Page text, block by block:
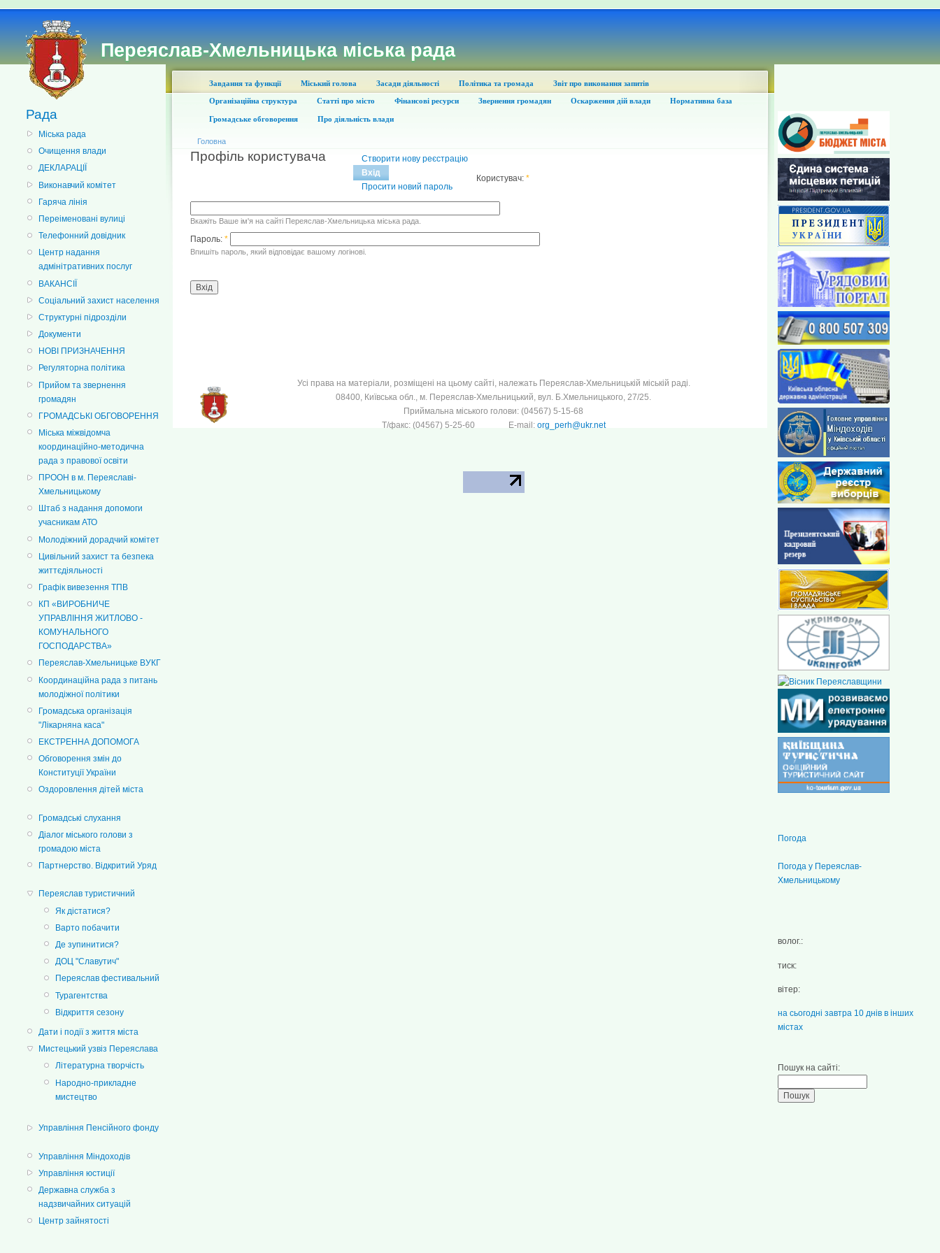
Переяслав-Хмельницька міська рада
Рада
Міська рада
Очищення влади
ДЕКЛАРАЦІЇ
Виконавчий комітет
Гаряча лінія
Переіменовані вулиці
Телефонний довідник
Центр надання
адмінітративних послуг
ВАКАНСІЇ
Соціальний захист населення
Структурні підрозділи
Документи
НОВІ ПРИЗНАЧЕННЯ
Регуляторна політика
Прийом та звернення
громадян
ГРОМАДСЬКІ ОБГОВОРЕННЯ
Міська міжвідомча
координаційно-методична
рада з правової освіти
ПРООН в м. Переяславі-
Хмельницькому
Штаб з надання допомоги
учасникам АТО
Молодіжний дорадчий комітет
Цивільний захист та безпека
життєдіяльності
Графік вивезення ТПВ
КП «ВИРОБНИЧЕ
УПРАВЛІННЯ ЖИТЛОВО -
КОМУНАЛЬНОГО
ГОСПОДАРСТВА»
Переяслав-Хмельницьке ВУКГ
Координаційна рада з питань
молодіжної політики
Громадська організація
"Лікарняна каса"
ЕКСТРЕННА ДОПОМОГА
Обговорення змін до
Конституції України
Оздоровлення дітей міста
Громадські слухання
Діалог міського голови з
громадою міста
Партнерство. Відкритий Уряд
Переяслав туристичний
Як дістатися?
Варто побачити
Де зупинитися?
ДОЦ "Славутич"
Переяслав фестивальний
Турагентства
Відкриття сезону
Дати і події з життя міста
Мистецький узвіз Переяслава
Літературна творчість
Народно-прикладне
мистецтво
Управління Пенсійного фонду
Управління Міндоходів
Управління юстиції
Державна служба з
надзвичайних ситуацій
Центр зайнятості
Завдання та функції Міський голова Засади діяльності Політика та громада Звіт про виконання запитів
Організаційна структура Статті про місто Фінансові ресурси Звернення громадян Оскарження дій влади Нормативна база
Громадське обговорення Про діяльність влади
Головна
Профіль користувача
Створити нову реєстрацію
Вхід
Просити новий пароль
Користувач:*
Вкажіть Ваше ім'я на сайті Переяслав-Хмельницька міська рада.
Пароль: *
Впишіть пароль, який відповідає вашому логінові.
Усі права на матеріали, розміщені на цьому сайті, належать Переяслав-Хмельницькій міській раді.
08400, Київська обл., м. Переяслав-Хмельницький, вул. Б.Хмельницького, 27/25.
Приймальна міського голови: (04567) 5-15-68
Т/факс: (04567) 5-25-60 E-mail: org_perh@ukr.net
Погода
Погода у Переяслав-
Хмельницькому
волог.:
тиск:
вітер:
на сьогодні завтра 10 днів в інших
містах
Пошук на сайті: